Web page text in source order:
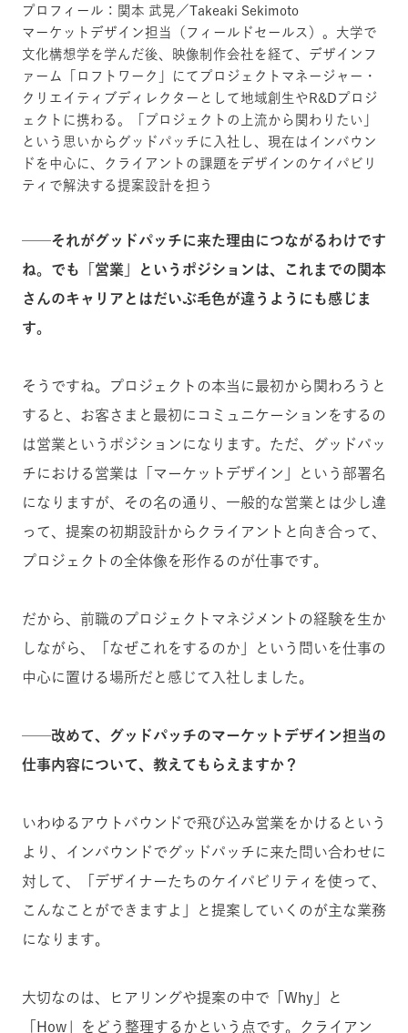
プロフィール：関本 武晃／Takeaki Sekimoto
マーケットデザイン担当（フィールドセールス）。大学で
文化構想学を学んだ後、映像制作会社を経て、デザインフ
ァーム「ロフトワーク」にてプロジェクトマネージャー・
クリエイティブディレクターとして地域創生やR&Dプロジ
ェクトに携わる。「プロジェクトの上流から関わりたい」
という思いからグッドパッチに入社し、現在はインバウン
ドを中心に、クライアントの課題をデザインのケイパビリ
ティで解決する提案設計を担う
──それがグッドパッチに来た理由につながるわけです
ね。でも「営業」というポジションは、これまでの関本
さんのキャリアとはだいぶ毛色が違うようにも感じま
す。
そうですね。プロジェクトの本当に最初から関わろうと
すると、お客さまと最初にコミュニケーションをするの
は営業というポジションになります。ただ、グッドパッ
チにおける営業は「マーケットデザイン」という部署名
になりますが、その名の通り、一般的な営業とは少し違
って、提案の初期設計からクライアントと向き合って、
プロジェクトの全体像を形作るのが仕事です。
だから、前職のプロジェクトマネジメントの経験を生か
しながら、「なぜこれをするのか」という問いを仕事の
中心に置ける場所だと感じて入社しました。
──改めて、グッドパッチのマーケットデザイン担当の
仕事内容について、教えてもらえますか？
いわゆるアウトバウンドで飛び込み営業をかけるという
より、インバウンドでグッドパッチに来た問い合わせに
対して、「デザイナーたちのケイパビリティを使って、
こんなことができますよ」と提案していくのが主な業務
になります。
大切なのは、ヒアリングや提案の中で「Why」と
「How」をどう整理するかという点です。クライアン